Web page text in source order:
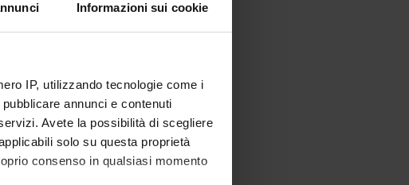
Informazioni sui cookie
IP, utilizzando tecnologie come i
annunci e contenuti
Avete la possibilità di scegliere
solo su questa proprietà
consenso in qualsiasi momento